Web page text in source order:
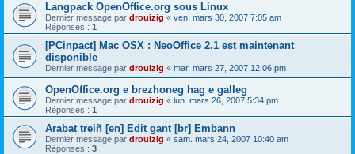
Langpack OpenOffice.org sous Linux
Dernier message par drouizig « ven. mars 30, 2007 7:05 am
Réponses : 1
[PCinpact] Mac OSX : NeoOffice 2.1 est maintenant
disponible
Dernier message par drouizig « mar. mars 27, 2007 12:06 pm
OpenOffice.org e brezhoneg hag e galleg
Dernier message par drouizig « lun. mars 26, 2007 5:34 pm
Réponses : 1
Arabat treiñ [en] Edit gant [br] Embann
Dernier message par drouizig « sam. mars 24, 2007 10:40 am
Réponses : 3